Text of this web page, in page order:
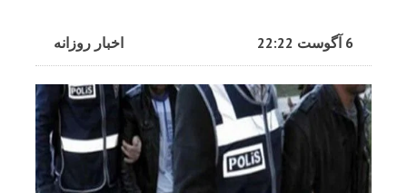
اخبار روزانه 6 آگوست 22:22